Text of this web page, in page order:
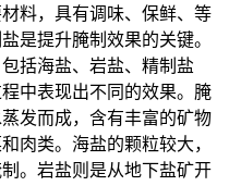
料，具有调味、保鲜、等
是提升腌制效果的关键。
括海盐、岩盐、精制盐
中表现出不同的效果。腌
发而成，含有丰富的矿物
肉类。海盐的颗粒较大，
。岩盐则是从地下盐矿开